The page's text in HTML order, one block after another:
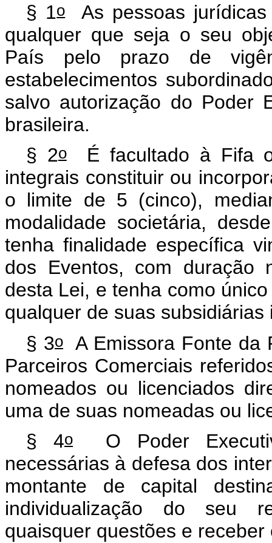
§ 1oAs pessoas jurídicas
qualquer que seja o seu
País pelo prazo de
estabelecimentos
salvo autorização do Poder
brasileira.
§ 2oÉ facultado à Fifa
integrais constituir ou
o limite de 5 (cinco),
modalidade societária,
tenha finalidade específica
dos Eventos, com duração
desta Lei, e tenha como
qualquer de suas subsidiárias
§ 3o A Emissora Fonte da
Parceiros Comerciais
nomeados ou licenciados
uma de suas nomeadas ou
§ 4o O Poder
necessárias à defesa dos
montante de capital
individualização do seu
quaisquer questões e